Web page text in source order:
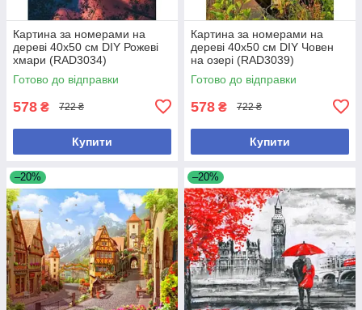
Картина за номерами на
дереві 40х50 см DIY Рожеві
хмари (RAD3034)
Готово до відправки
578 ₴ 722 ₴
Купити
Картина за номерами на
дереві 40х50 см DIY Човен
на озері (RAD3039)
Готово до відправки
578 ₴ 722 ₴
Купити
–20% –20%